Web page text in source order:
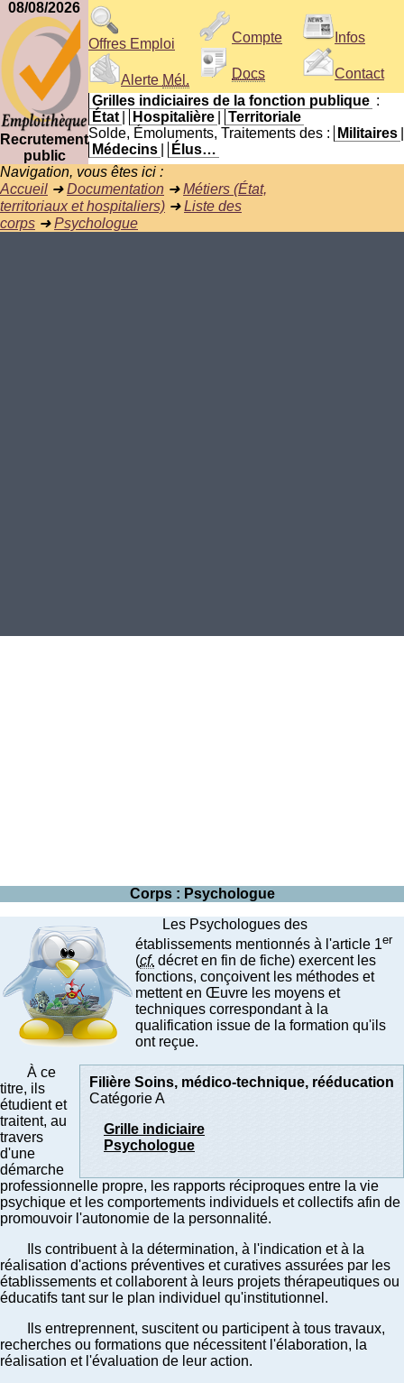
08/08/2026
Recrutement
public
Offres Emploi
Alerte Mél.
Compte
Docs
Infos
Contact
Grilles indiciaires de la fonction publique :
État
Hospitalière
Territoriale
Solde, Émoluments, Traitements des :
Militaires
Médecins
Élus…
Navigation, vous êtes ici :
Accueil ➜Documentation ➜Métiers (État,
territoriaux et hospitaliers) ➜Liste des
corps ➜Psychologue
Corps : Psychologue
Les Psychologues des
établissements mentionnés à l'article 1er
(cf. décret en fin de fiche) exercent les
fonctions, conçoivent les méthodes et
mettent en Œuvre les moyens et
techniques correspondant à la
qualification issue de la formation qu'ils
ont reçue.
Filière Soins, médico-technique, rééducation
Catégorie A
Grille indiciaire
Psychologue
À ce
titre, ils
étudient et
traitent, au
travers
d'une
démarche
professionnelle propre, les rapports réciproques entre la vie
psychique et les comportements individuels et collectifs afin de
promouvoir l'autonomie de la personnalité.
Ils contribuent à la détermination, à l'indication et à la
réalisation d'actions préventives et curatives assurées par les
établissements et collaborent à leurs projets thérapeutiques ou
éducatifs tant sur le plan individuel qu'institutionnel.
Ils entreprennent, suscitent ou participent à tous travaux,
recherches ou formations que nécessitent l'élaboration, la
réalisation et l'évaluation de leur action.